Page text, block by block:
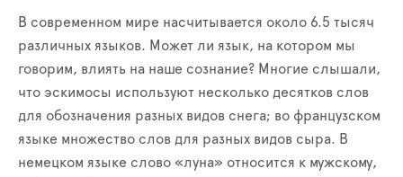
В современном мире насчитывается около 6.5 тысяч
различных языков. Может ли язык, на котором мы
говорим, влиять на наше сознание? Многие слышали,
что эскимосы используют несколько десятков слов
для обозначения разных видов снега; во французском
языке множество слов для разных видов сыра. В
немецком языке слово «луна» относится к мужскому,